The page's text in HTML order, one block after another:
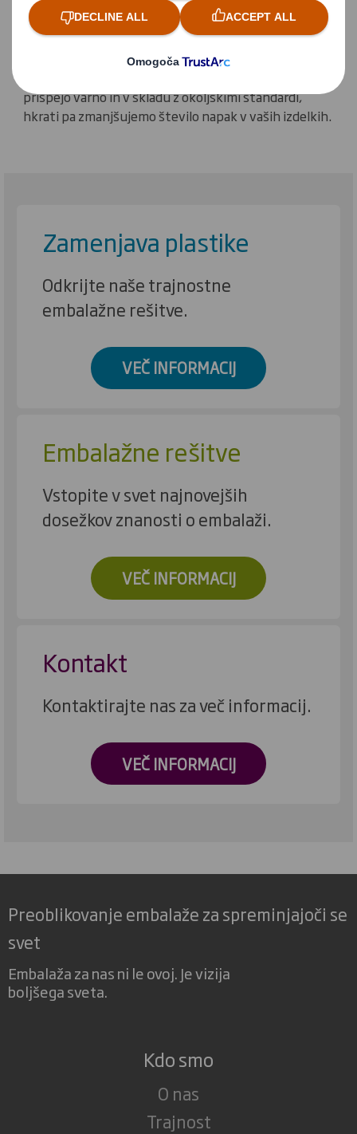
Z velikimi vlaganji v tehnologijo embalaže, kakovost
papirja, oblikovanje in proizvodne metode, se
osredotočamo na vse bistvene lastnosti embalaže in
prispejo varno in v skladu z okoljskimi standardi,
hkrati pa zmanjšujemo število napak v vaših izdelkih.
Zamenjava plastike
Odkrijte naše trajnostne
embalažne rešitve.
VEČ INFORMACIJ
Embalažne rešitve
Vstopite v svet najnovejših
dosežkov znanosti o embalaži.
VEČ INFORMACIJ
Kontakt
Kontaktirajte nas za več informacij.
VEČ INFORMACIJ
Preoblikovanje embalaže za spreminjajoči se
svet
Embalaža za nas ni le ovoj. Je vizija
boljšega sveta.
Kdo smo
O nas
Trajnost